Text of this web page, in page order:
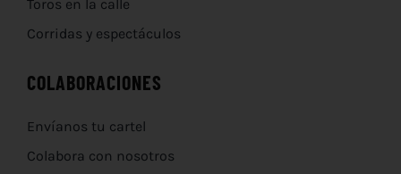
Toros en la calle
Corridas y espectáculos
COLABORACIONES
Envíanos tu cartel
Colabora con nosotros